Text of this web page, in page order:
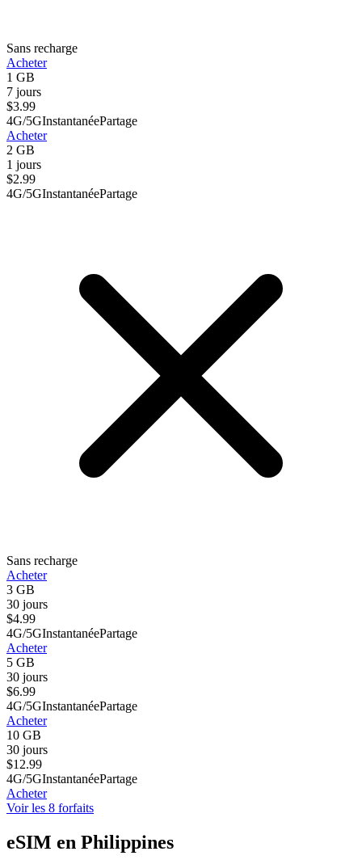
Sans recharge
Acheter
1 GB
7 jours
$3.99
4G/5GInstantanéePartage
Acheter
2 GB
1 jours
$2.99
4G/5GInstantanéePartage
Sans recharge
Acheter
3 GB
30 jours
$4.99
4G/5GInstantanéePartage
Acheter
5 GB
30 jours
$6.99
4G/5GInstantanéePartage
Acheter
10 GB
30 jours
$12.99
4G/5GInstantanéePartage
Acheter
Voir les 8 forfaits
eSIM en Philippines